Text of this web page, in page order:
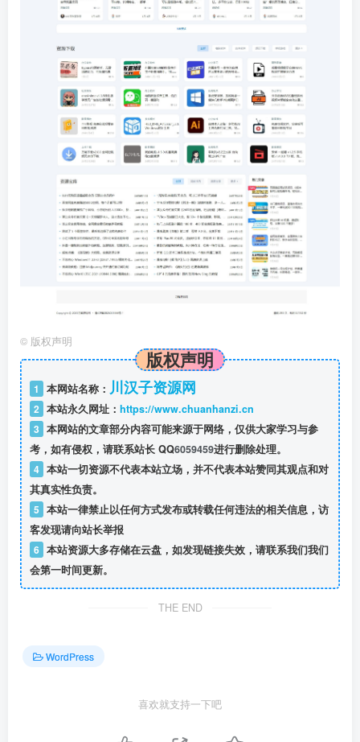
© 版权声明
版权声明
1 本网站名称： 川汉子资源网
2 本站永久网址： https://www.chuanhanzi.cn
3 本网站的文章部分内容可能来源于网络，仅供大家学习与参
考，如有侵权，请联系站长 QQ6059459进行删除处理。
4 本站一切资源不代表本站立场，并不代表本站赞同其观点和对
其真实性负责。
5 本站一律禁止以任何方式发布或转载任何违法的相关信息，访
客发现请向站长举报
6 本站资源大多存储在云盘，如发现链接失效，请联系我们我们
会第一时间更新。
THE END
WordPress
喜欢就支持一下吧